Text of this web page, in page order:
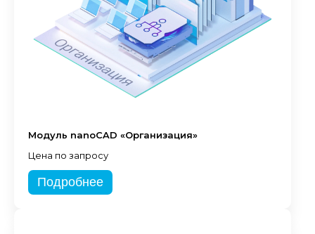
Модуль nanoCAD «Организация»
Цена по запросу
Подробнее